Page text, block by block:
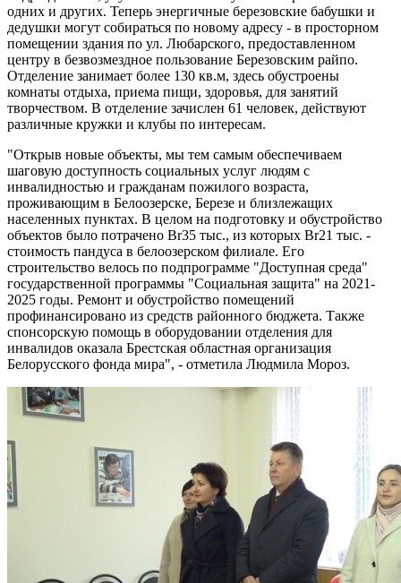
одних и других. Теперь энергичные березовские бабушки и
дедушки могут собираться по новому адресу - в просторном
помещении здания по ул. Любарского, предоставленном
центру в безвозмездное пользование Березовским райпо.
Отделение занимает более 130 кв.м, здесь обустроены
комнаты отдыха, приема пищи, здоровья, для занятий
творчеством. В отделение зачислен 61 человек, действуют
различные кружки и клубы по интересам.
"Открыв новые объекты, мы тем самым обеспечиваем
шаговую доступность социальных услуг людям с
инвалидностью и гражданам пожилого возраста,
проживающим в Белоозерске, Березе и близлежащих
населенных пунктах. В целом на подготовку и обустройство
объектов было потрачено Br35 тыс., из которых Br21 тыс. -
стоимость пандуса в белоозерском филиале. Его
строительство велось по подпрограмме "Доступная среда"
государственной программы "Социальная защита" на 2021-
2025 годы. Ремонт и обустройство помещений
профинансировано из средств районного бюджета. Также
спонсорскую помощь в оборудовании отделения для
инвалидов оказала Брестская областная организация
Белорусского фонда мира", - отметила Людмила Мороз.